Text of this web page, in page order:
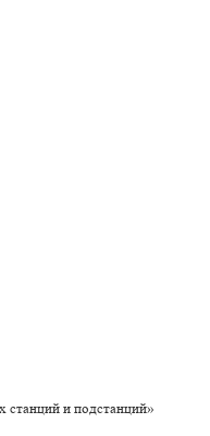
станций и подстанций»